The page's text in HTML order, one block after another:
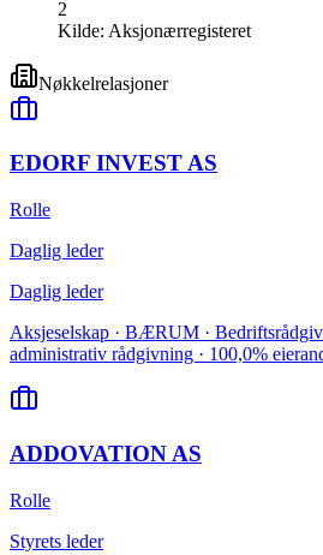
2
Kilde: Aksjonærregisteret
Nøkkelrelasjoner
EDORF INVEST AS
Rolle
Daglig leder
Daglig leder
Aksjeselskap · BÆRUM ·
administrativ rådgivning · 100,0%
ADDOVATION AS
Rolle
Styrets leder